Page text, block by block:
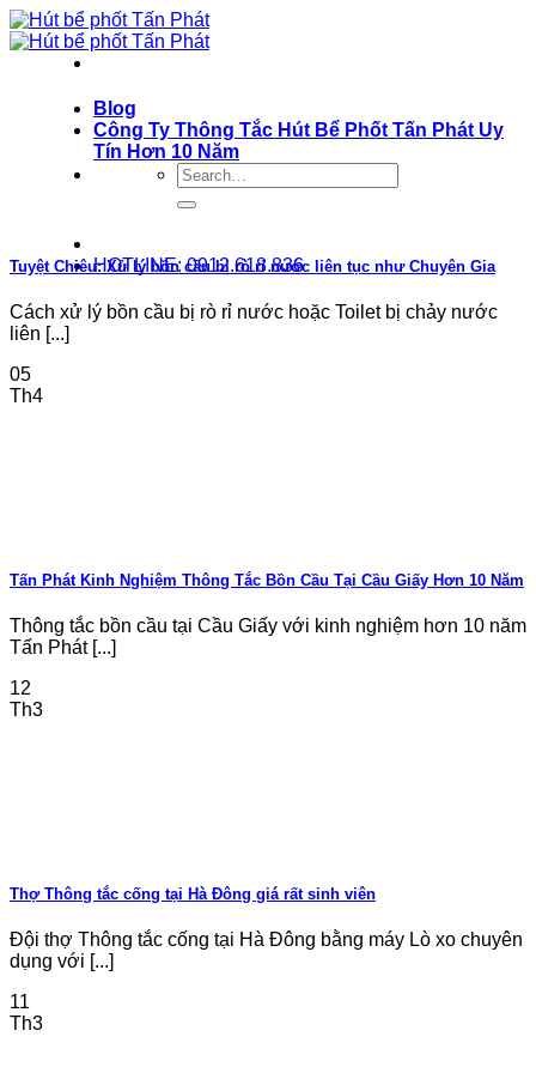
Bỏ
qua
Blog
Công Ty Thông Tắc Hút Bể Phốt Tấn Phát Uy
Tín Hơn 10 Năm
HOTLINE: 0912.618.836
Tuyệt Chiêu: Xử lý bồn cầu bị rò rỉ nước liên tục như Chuyên Gia
Cách xử lý bồn cầu bị rò rỉ nước hoặc Toilet bị chảy nước
liên [...]
05
Th4
Tấn Phát Kinh Nghiệm Thông Tắc Bồn Cầu Tại Cầu Giấy Hơn 10 Năm
Thông tắc bồn cầu tại Cầu Giấy với kinh nghiệm hơn 10 năm
Tấn Phát [...]
12
Th3
Thợ Thông tắc cống tại Hà Đông giá rất sinh viên
Đội thợ Thông tắc cống tại Hà Đông bằng máy Lò xo chuyên
dụng với [...]
11
Th3